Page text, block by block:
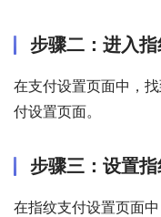
步骤二：进入
在支付设置页面中，
付设置页面。
步骤三：设置
在指纹支付设置页面